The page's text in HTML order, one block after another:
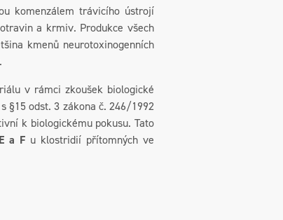
komenzálem trávicího ústrojí
a krmiv. Produkce všech
kmenů neurotoxinogenních
v rámci zkoušek biologické
§15 odst. 3 zákona č. 246/1992
k biologickému pokusu. Tato
a F u klostridií přítomných ve